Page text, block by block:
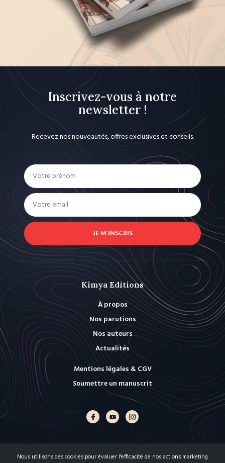
Inscrivez-vous à notre
newsletter !
Recevez nos nouveautés, offres exclusives et conseils.
JE M'INSCRIS
Kimya Editions
À propos
Nos parutions
Nos auteurs
Actualités
Mentions légales & CGV
Soumettre un manuscrit
Nous utilisons des cookies pour évaluer l'efficacité de nos actions marketing